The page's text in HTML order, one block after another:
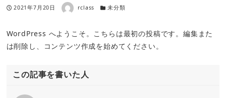
投稿日
2021年7月20日 著者 rclass カテゴリー
未分類
WordPress へようこそ。こちらは最初の投稿です。編集また
は削除し、コンテンツ作成を始めてください。
この記事を書いた人